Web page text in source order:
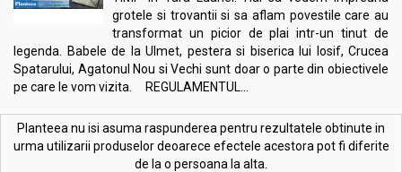
Administrare
Hapciu [raceala gripa] solubil natural fara zahar 12pl -
FARES
Preparare:
apă fierbinte.
Se bea cald, având un gust agreabil care nu necesită
îndulcire.
grotele si trovantii si sa aflam povestile care au
transformat un picior de plai intr-un tinut de
legenda. Babele de la Ulmet, pestera si biserica lui Iosif, Crucea
Spatarului, Agatonul Nou si Vechi sunt doar o parte din obiectivele
pe care le vom vizita. REGULAMENTUL...
Planteea nu isi asuma raspunderea pentru rezultatele obtinute in
urma utilizarii produselor deoarece efectele acestora pot fi diferite
de la o persoana la alta.